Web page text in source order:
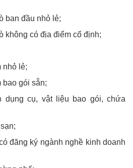
ban đầu nhỏ lẻ;
không có địa điểm cố định;
nhỏ lẻ;
bao gói sẵn;
dụng cụ, vật liệu bao gói, chứa
đăng ký ngành nghề kinh doanh